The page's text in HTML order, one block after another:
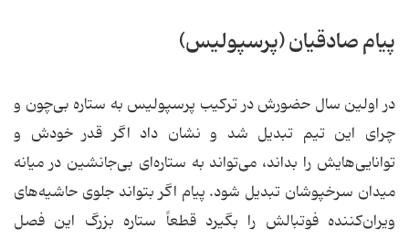
پیام صادقیان (پرسپولیس)
در اولین سال حضورش در تركیب پرسپولیس به ستاره بی‌چون و
چرای این تیم تبدیل شد و نشان داد اگر قدر خودش و
توانایی‌هایش را بداند، می‌تواند به ستاره‌ای بی‌جانشین در میانه
میدان سرخپوشان تبدیل شود. پیام اگر بتواند جلوی حاشیه‌های
ویران‌كننده فوتبالش را بگیرد قطعاً ستاره بزرگ این فصل